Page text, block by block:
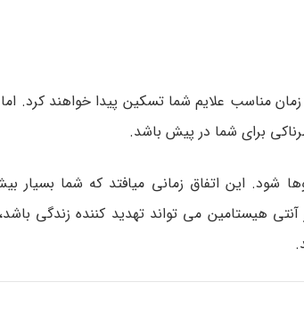
مناسب علایم شما تسکین پیدا خواهند کرد.
برای شما در پیش باشد.
شود. این اتفاق زمانی میافتد که شما بسیار
هیستامین می تواند تهدید کننده زندگی باشد،